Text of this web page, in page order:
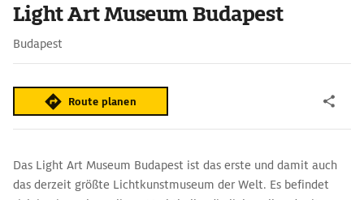
Light Art Museum Budapest
Budapest
Route planen
Das Light Art Museum Budapest ist das erste und damit auch
das derzeit größte Lichtkunstmuseum der Welt. Es befindet